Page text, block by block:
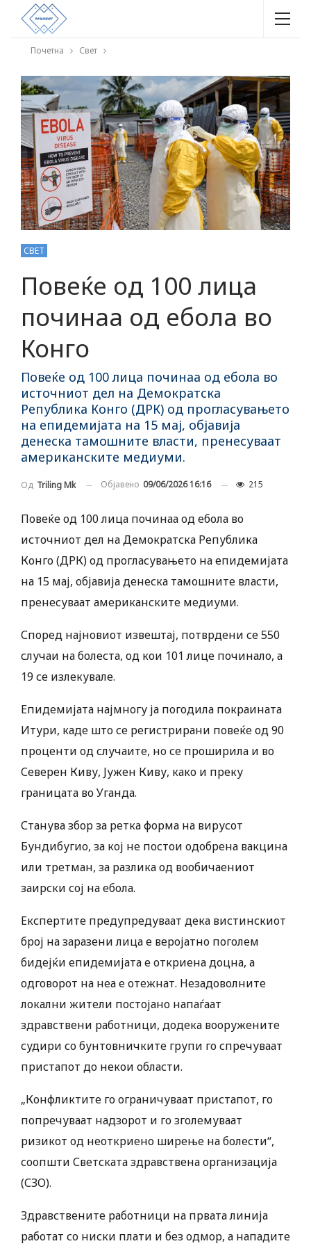
Почетна Свет
СВЕТ
Повеќе од 100 лица
починаа од ебола во
Конго
Повеќе од 100 лица починаа од ебола во
источниот дел на Демократска
Република Конго (ДРК) од прогласувањето
на епидемијата на 15 мај, објавија
денеска тамошните власти, пренесуваат
американските медиуми.
Од Triling Mk Објавено 09/06/2026 16:16 215
Повеќе од 100 лица починаа од ебола во
источниот дел на Демократска Република
Конго (ДРК) од прогласувањето на епидемијата
на 15 мај, објавија денеска тамошните власти,
пренесуваат американските медиуми.
Според најновиот извештај, потврдени се 550
случаи на болеста, од кои 101 лице починало, а
19 се излекувале.
Епидемијата најмногу ја погодила покраината
Итури, каде што се регистрирани повеќе од 90
проценти од случаите, но се проширила и во
Северен Киву, Јужен Киву, како и преку
границата во Уганда.
Станува збор за ретка форма на вирусот
Бундибугио, за кој не постои одобрена вакцина
или третман, за разлика од вообичаениот
заирски сој на ебола.
Експертите предупредуваат дека вистинскиот
број на заразени лица е веројатно поголем
бидејќи епидемијата е откриена доцна, а
одговорот на неа е отежнат. Незадоволните
локални жители постојано напаѓаат
здравствени работници, додека вооружените
судири со бунтовничките групи го спречуваат
пристапот до некои области.
„Конфликтите го ограничуваат пристапот, го
попречуваат надзорот и го зголемуваат
ризикот од неоткриено ширење на болести“,
соопшти Светската здравствена организација
(СЗО).
Здравствените работници на првата линија
работат со ниски плати и без одмор, а нападите